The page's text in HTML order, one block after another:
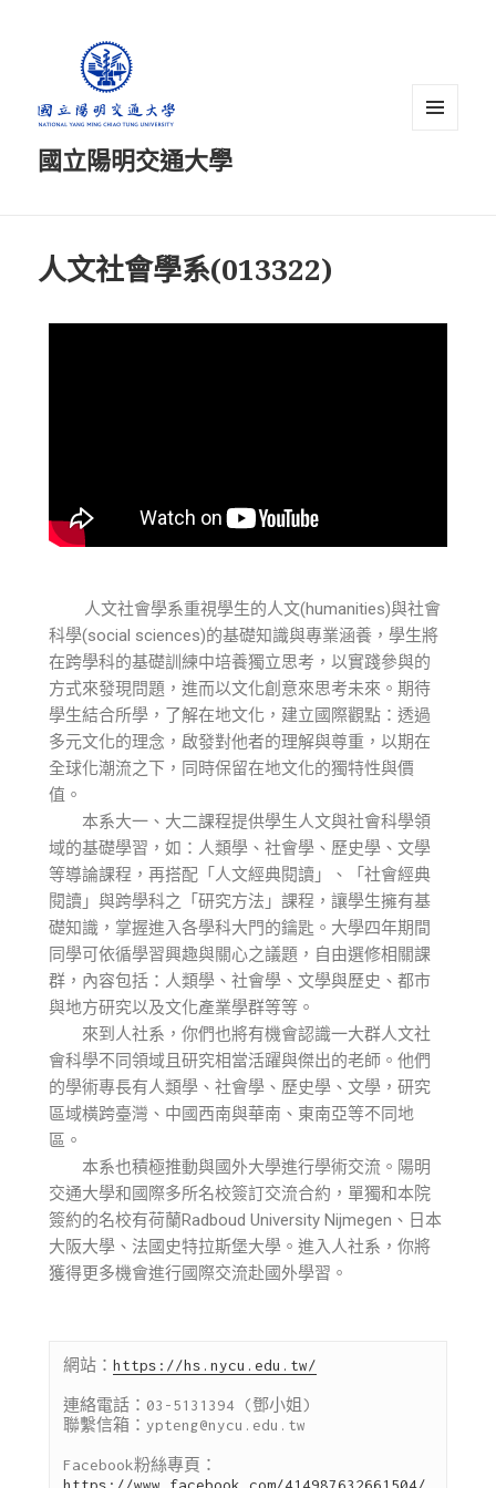
國立陽明交通大學
人文社會學系(013322)
人文社會學系重視學生的人文(humanities)與社會
科學(social sciences)的基礎知識與專業涵養，學生將
在跨學科的基礎訓練中培養獨立思考，以實踐參與的
方式來發現問題，進而以文化創意來思考未來。期待
學生結合所學，了解在地文化，建立國際觀點：透過
多元文化的理念，啟發對他者的理解與尊重，以期在
全球化潮流之下，同時保留在地文化的獨特性與價
值。
本系大一、大二課程提供學生人文與社會科學領
域的基礎學習，如：人類學、社會學、歷史學、文學
等導論課程，再搭配「人文經典閱讀」、「社會經典
閱讀」與跨學科之「研究方法」課程，讓學生擁有基
礎知識，掌握進入各學科大門的鑰匙。大學四年期間
同學可依循學習興趣與關心之議題，自由選修相關課
群，內容包括：人類學、社會學、文學與歷史、都市
與地方研究以及文化產業學群等等。
來到人社系，你們也將有機會認識一大群人文社
會科學不同領域且研究相當活躍與傑出的老師。他們
的學術專長有人類學、社會學、歷史學、文學，研究
區域橫跨臺灣、中國西南與華南、東南亞等不同地
區。
本系也積極推動與國外大學進行學術交流。陽明
交通大學和國際多所名校簽訂交流合約，單獨和本院
簽約的名校有荷蘭Radboud University Nijmegen、日本
大阪大學、法國史特拉斯堡大學。進入人社系，你將
獲得更多機會進行國際交流赴國外學習。
網站：https://hs.nycu.edu.tw/
連絡電話：03-5131394 (鄧小姐)
聯繫信箱：ypteng@nycu.edu.tw
Facebook粉絲專頁：